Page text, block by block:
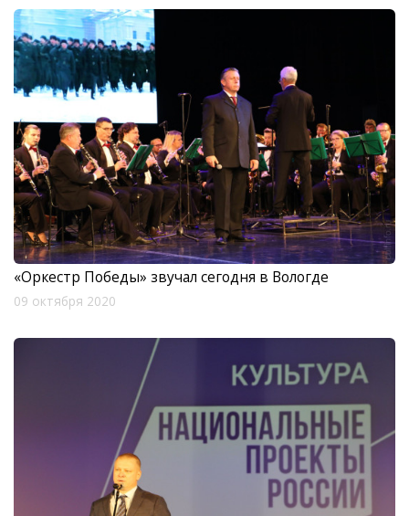
«Оркестр Победы» звучал сегодня в Вологде
09 октября 2020